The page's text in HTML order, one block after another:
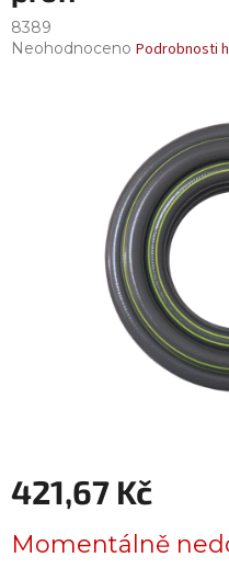
8389
Průměrné
Neohodnoceno Podrobnosti
421,67 Kč
cena:
Momentálně